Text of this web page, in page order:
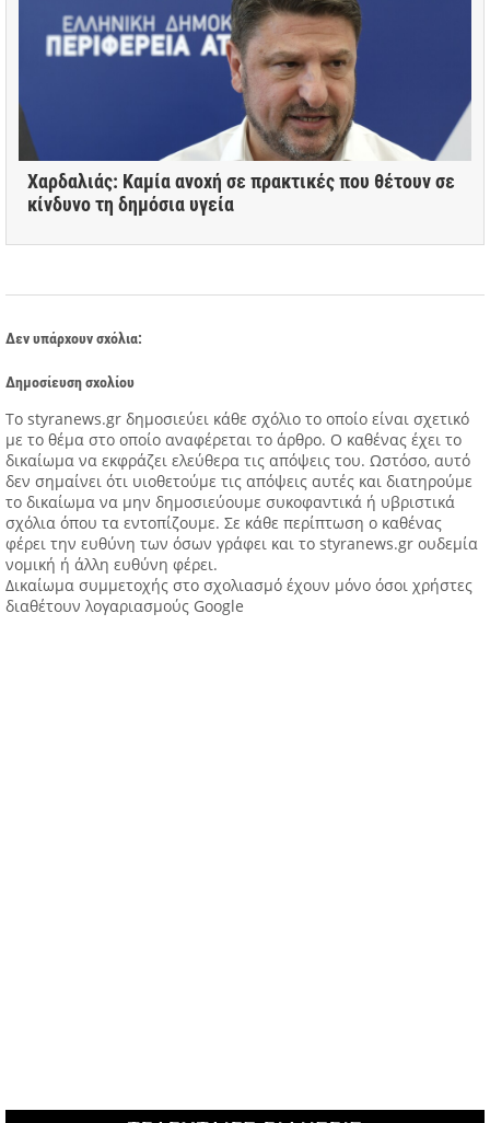
Χαρδαλιάς: Καμία ανοχή σε πρακτικές που θέτουν σε
κίνδυνο τη δημόσια υγεία
Δεν υπάρχουν σχόλια:
Δημοσίευση σχολίου
Tο styranews.gr δημοσιεύει κάθε σχόλιο το οποίο είναι σχετικό
με το θέμα στο οποίο αναφέρεται το άρθρο. Ο καθένας έχει το
δικαίωμα να εκφράζει ελεύθερα τις απόψεις του. Ωστόσο, αυτό
δεν σημαίνει ότι υιοθετούμε τις απόψεις αυτές και διατηρούμε
το δικαίωμα να μην δημοσιεύουμε συκοφαντικά ή υβριστικά
σχόλια όπου τα εντοπίζουμε. Σε κάθε περίπτωση ο καθένας
φέρει την ευθύνη των όσων γράφει και το styranews.gr ουδεμία
νομική ή άλλη ευθύνη φέρει.
Δικαίωμα συμμετοχής στο σχολιασμό έχουν μόνο όσοι χρήστες
διαθέτουν λογαριασμούς Google